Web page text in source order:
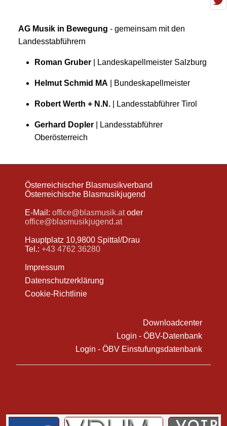
AG Musik in Bewegung - gemeinsam mit den
Landesstabführern
Roman Gruber | Landeskapellmeister Salzburg
Helmut Schmid MA | Bundeskapellmeister
Robert Werth + N.N. | Landesstabführer Tirol
Gerhard Dopler | Landesstabführer
Oberösterreich
Österreichischer Blasmusikverband
Österreichische Blasmusikjugend
E-Mail: office@blasmusik.atoder
office@blasmusikjugend.at
Hauptplatz 10,9800 Spittal/Drau
Tel.: +43 4762 36280
Impressum
Datenschutzerklärung
Cookie-Richtlinie
Downloadcenter
Login - ÖBV-Datenbank
Login - ÖBV Einstufungsdatenbank